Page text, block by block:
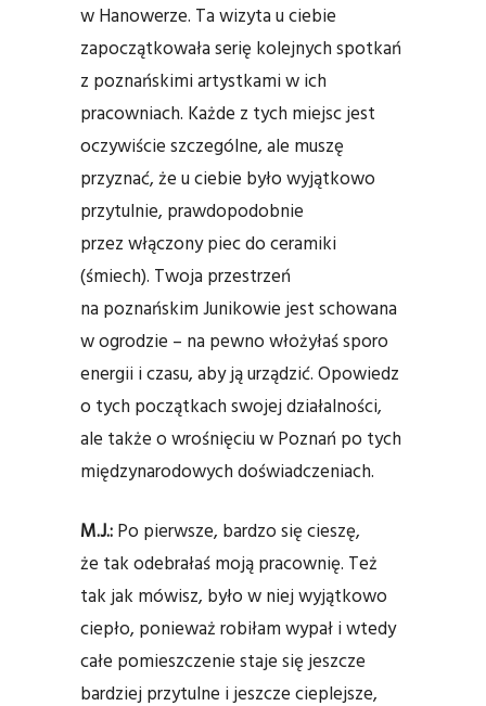
w Hanowerze. Ta wizyta u ciebie
zapoczątkowała serię kolejnych spotkań
z poznańskimi artystkami w ich
pracowniach. Każde z tych miejsc jest
oczywiście szczególne, ale muszę
przyznać, że u ciebie było wyjątkowo
przytulnie, prawdopodobnie
przez włączony piec do ceramiki
(śmiech). Twoja przestrzeń
na poznańskim Junikowie jest schowana
w ogrodzie – na pewno włożyłaś sporo
energii i czasu, aby ją urządzić. Opowiedz
o tych początkach swojej działalności,
ale także o wrośnięciu w Poznań po tych
międzynarodowych doświadczeniach.
M.J.:Po pierwsze, bardzo się cieszę,
że tak odebrałaś moją pracownię. Też
tak jak mówisz, było w niej wyjątkowo
ciepło, ponieważ robiłam wypał i wtedy
całe pomieszczenie staje się jeszcze
bardziej przytulne i jeszcze cieplejsze,